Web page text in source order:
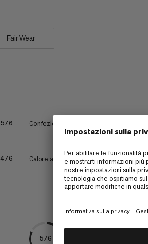
Fair Wear
5/6 Confezionabilità
4/6 Calore al peso 4/6
5/6